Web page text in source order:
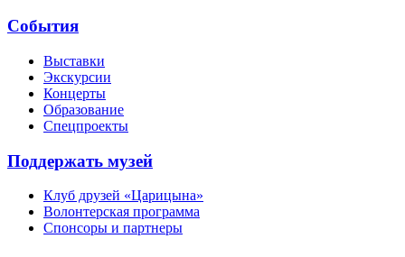
События
Выставки
Экскурсии
Концерты
Образование
Спецпроекты
Поддержать музей
Клуб друзей «Царицына»
Волонтерская программа
Спонсоры и партнеры